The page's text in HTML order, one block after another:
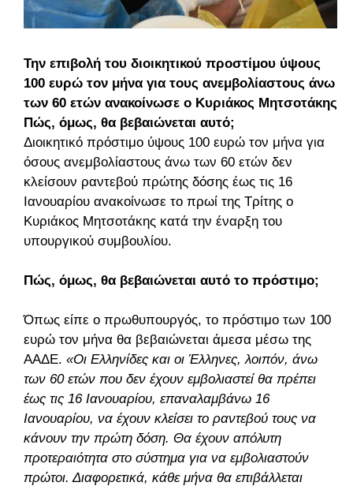
Την επιβολή του διοικητικού προστίμου ύψους
100 ευρώ τον μήνα για τους ανεμβολίαστους άνω
των 60 ετών ανακοίνωσε ο Κυριάκος Μητσοτάκης.
Πώς, όμως, θα βεβαιώνεται αυτό;
Διοικητικό πρόστιμο ύψους 100 ευρώ τον μήνα για
όσους ανεμβολίαστους άνω των 60 ετών δεν
κλείσουν ραντεβού πρώτης δόσης έως τις 16
Ιανουαρίου ανακοίνωσε το πρωί της Τρίτης ο
Κυριάκος Μητσοτάκης κατά την έναρξη του
υπουργικού συμβουλίου.
Πώς, όμως, θα βεβαιώνεται αυτό το πρόστιμο;
Όπως είπε ο πρωθυπουργός, το πρόστιμο των 100
ευρώ τον μήνα θα βεβαιώνεται άμεσα μέσω της
ΑΑΔΕ. «Οι Ελληνίδες και οι Έλληνες, λοιπόν, άνω
των 60 ετών που δεν έχουν εμβολιαστεί θα πρέπει
έως τις 16 Ιανουαρίου, επαναλαμβάνω 16
Ιανουαρίου, να έχουν κλείσει το ραντεβού τους να
κάνουν την πρώτη δόση. Θα έχουν απόλυτη
προτεραιότητα στο σύστημα για να εμβολιαστούν
πρώτοι. Διαφορετικά, κάθε μήνα θα επιβάλλεται